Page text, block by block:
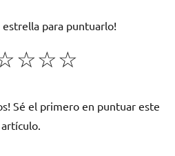
estrella para puntuarlo!
☆
☆
☆
Sé el primero en puntuar este
artículo.